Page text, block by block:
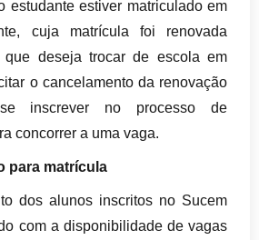
estudante estiver matriculado em
cuja matrícula foi renovada
que deseja trocar de escola em
o cancelamento da renovação
inscrever no processo de
concorrer a uma vaga.
para matrícula
dos alunos inscritos no Sucem
com a disponibilidade de vagas